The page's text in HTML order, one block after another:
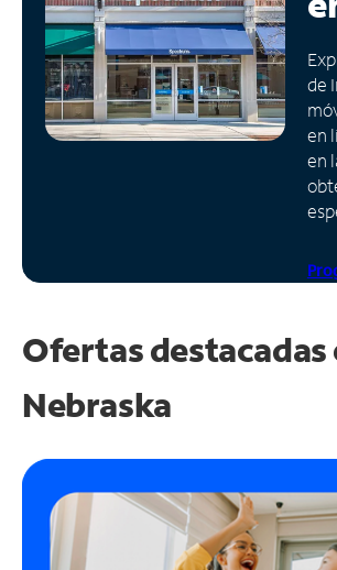
Administrar
cuenta
Encuentra
una
tienda
de
en
en
Ofertas destacadas
Nebraska